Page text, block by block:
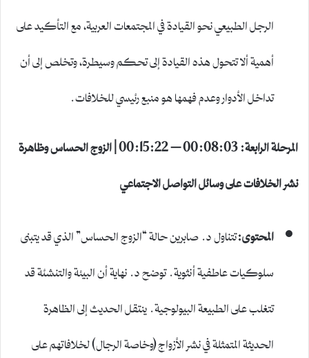
الرجل الطبيعي نحو القيادة في المجتمعات العربية، مع التأكيد على
أهمية ألا تتحول هذه القيادة إلى تحكم وسيطرة، وتخلص إلى أن
تداخل الأدوار وعدم فهمها هو منبع رئيسي للخلافات.
المرحلة الرابعة: 00:08:03 – 00:15:22 | الزوج الحساس وظاهرة
نشر الخلافات على وسائل التواصل الاجتماعي
المحتوى:تتناول د. صابرين حالة “الزوج الحساس” الذي قد يتبنى
سلوكيات عاطفية أنثوية. توضح د. نهاية أن البيئة والتنشئة قد
تتغلب على الطبيعة البيولوجية. ينتقل الحديث إلى الظاهرة
الحديثة المتمثلة في نشر الأزواج (وخاصة الرجال) لخلافاتهم على